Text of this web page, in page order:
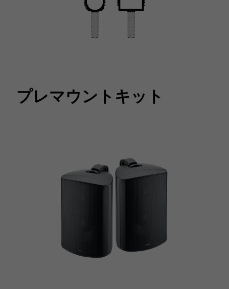
プレマウントキット